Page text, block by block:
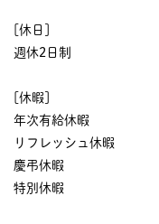
[休日]
週休2日制
[休暇]
年次有給休暇
リフレッシュ休暇
慶弔休暇
特別休暇